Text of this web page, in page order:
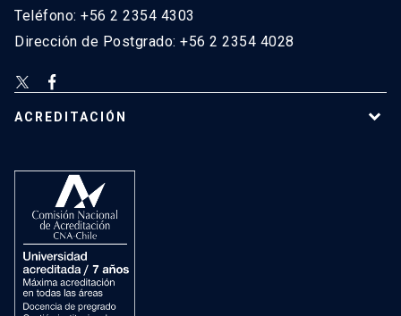
Teléfono: +56 2 2354 4303
Dirección de Postgrado: +56 2 2354 4028
ACREDITACIÓN